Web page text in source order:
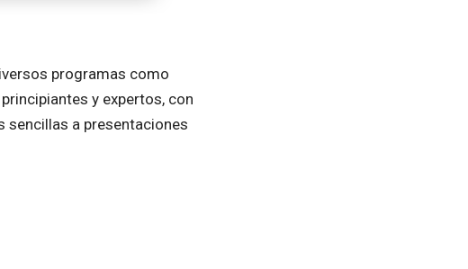
programas como
y expertos, con
sencillas a presentaciones